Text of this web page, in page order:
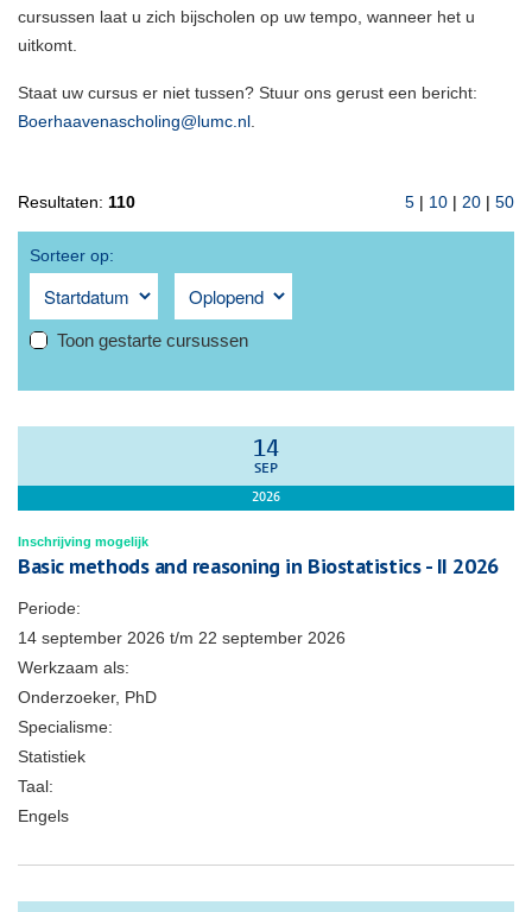
cursussen laat u zich bijscholen op uw tempo, wanneer het u
uitkomt.
Staat uw cursus er niet tussen? Stuur ons gerust een bericht:
Boerhaavenascholing@lumc.nl
Resultaten: 110 5 | 10 | 20 | 50
Sorteer op:
Toon gestarte cursussen
14
SEP
2026
Inschrijving mogelijk
Basic methods and reasoning in Biostatistics - II 2026
Periode:
14 september 2026 t/m 22 september 2026
Werkzaam als:
Onderzoeker, PhD
Specialisme:
Statistiek
Taal:
Engels